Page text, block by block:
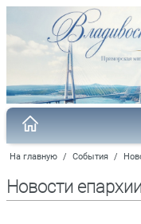
На главную / События /
Новости епархии